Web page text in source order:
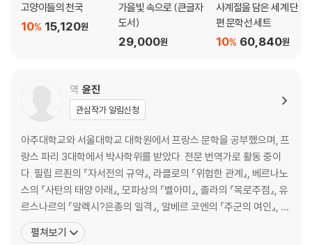
고양이들의 천국
15,120원
10%
가을빛 속으로 (큰글자
도서)
29,000원
사계절을 담은 세계 단
편 문학선 세트
60,840원
10%
역 윤진
관심작가 알림신청
아주대학교와 서울대학교 대학원에서 프랑스 문학을 공부했으며, 프
랑스 파리 3대학에서 박사학위를 받았다. 전문 번역가로 활동 중이
다. 필립 르죈의 『자서전의 규약』, 라클로의 『위험한 관계』, 베르나노
스의 『사탄의 태양 아래』, 모파상의 『벨아미』, 졸라의 『목로주점』, 유
르스나르의 『알렉시?은총의 일격』, 알베르 코엔의 『주군의 여인』, 뒤
라스의 『태평양을 막는 제방』 『물질적 삶』 『평온한 삶』, 피에르 미숑
의 『사소한 삶』, 프루스트의 『질투의 끝』 『알 수 없는 발신자: 프루스
펼쳐보기